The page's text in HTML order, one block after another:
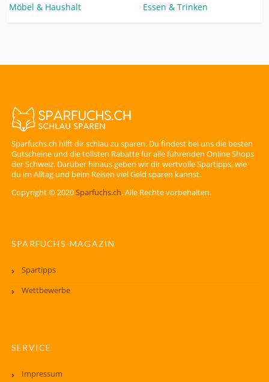
Möbel & Haushalt
Essen & Trinken
Sparfuchs.ch hilft dir schlau zu sparen. Du findest bei uns die besten
Gutscheine und die tollsten Rabatte für alle führenden Online Shops
der Schweiz. Darüber hinaus geben wir dir wertvolle Spartipps, wie
du im Alltag und beim Reisen viel Geld sparen kannst.
Copyright © 2020Sparfuchs.ch. Alle Rechte vorbehalten.
SPARFUCHS-MAGAZIN
Spartipps
Wettbewerbe
SERVICE
Impressum